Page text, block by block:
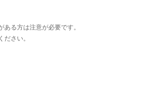
る方は注意が必要です。
さい。